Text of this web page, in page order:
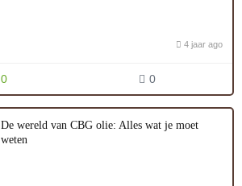
4 jaar ago
0 0
De wereld van CBG olie: Alles wat je moet
weten